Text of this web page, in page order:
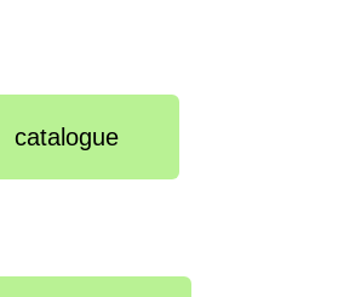
catalogue